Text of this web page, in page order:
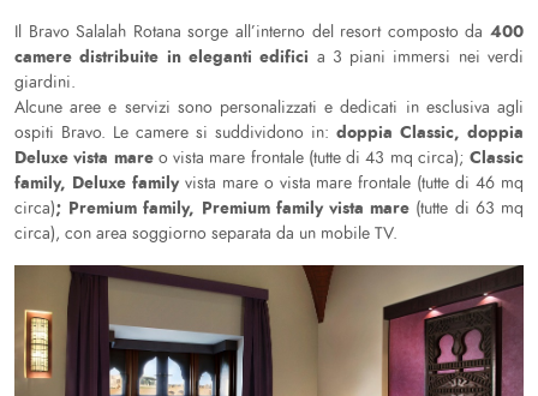
Il Bravo Salalah Rotana sorge all’interno del resort composto da 400
camere distribuite in eleganti edifici a 3 piani immersi nei verdi
giardini.
Alcune aree e servizi sono personalizzati e dedicati in esclusiva agli
ospiti Bravo. Le camere si suddividono in: doppia Classic, doppia
Deluxe vista mareo vista mare frontale (tutte di 43 mq circa); Classic
family, Deluxe familyvista mare o vista mare frontale (tutte di 46 mq
circa); Premium family, Premium family vista mare (tutte di 63 mq
circa), con area soggiorno separata da un mobile TV.